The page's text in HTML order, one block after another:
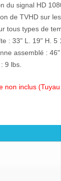
du signal HD
de TVHD sur
tous types de
: 33" L. 19" H. 5
assemblé : 46"
9 lbs.
non inclus